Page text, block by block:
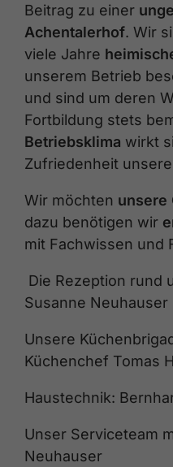
Beitrag zu einer
Achentalerhof. Wir
viele Jahre
unserem Betrieb
und sind um deren
Fortbildung stets
Betriebsklima wirkt
Zufriedenheit
Wir möchten unsere
dazu benötigen wir
mit Fachwissen und
Die Rezeption rund
Susanne Neuhauser
Unsere
Küchenchef Tomas
Haustechnik:
Unser Serviceteam
Neuhauser